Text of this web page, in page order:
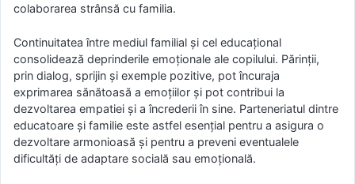
colaborarea strânsă cu familia.
Continuitatea între mediul familial și cel educațional
consolidează deprinderile emoționale ale copilului. Părinții,
prin dialog, sprijin și exemple pozitive, pot încuraja
exprimarea sănătoasă a emoțiilor și pot contribui la
dezvoltarea empatiei și a încrederii în sine. Parteneriatul dintre
educatoare și familie este astfel esențial pentru a asigura o
dezvoltare armonioasă și pentru a preveni eventualele
dificultăți de adaptare socială sau emoțională.